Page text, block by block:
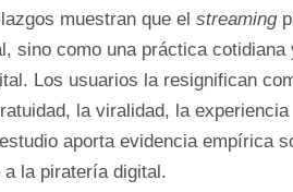
muestran que el streaming
sino como una práctica cotidiana
Los usuarios la resignifican
la viralidad, la experiencia
aporta evidencia empírica
la piratería digital.